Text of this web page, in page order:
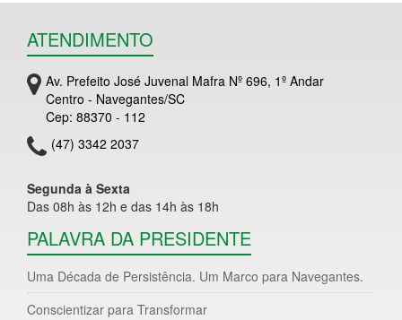
ATENDIMENTO
Av. Prefeito José Juvenal Mafra Nº 696, 1º Andar
Centro - Navegantes/SC
Cep: 88370 - 112
(47) 3342 2037
Segunda à Sexta
Das 08h às 12h e das 14h às 18h
PALAVRA DA PRESIDENTE
Uma Década de Persistência. Um Marco para Navegantes.
Conscientizar para Transformar